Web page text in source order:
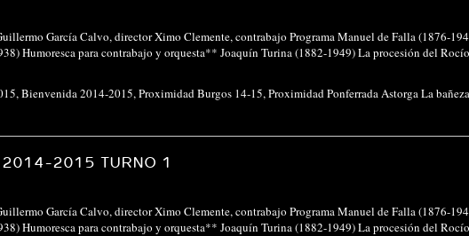
García Calvo, director Ximo Clemente, contrabajo Programa Manuel de Falla (1876-
Humoresca para contrabajo y orquesta** Joaquín Turina (1882-1949) La procesión del
, Bienvenida 2014-2015, Proximidad Burgos 14-15, Proximidad Ponferrada Astorga La bañeza
2014-2015 TURNO 1
García Calvo, director Ximo Clemente, contrabajo Programa Manuel de Falla (1876-
Humoresca para contrabajo y orquesta** Joaquín Turina (1882-1949) La procesión del